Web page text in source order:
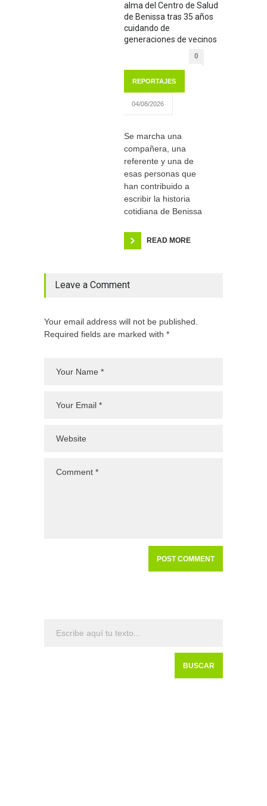
alma del Centro de Salud
de Benissa tras 35 años
cuidando de
generaciones de vecinos
0
REPORTAJES
04/08/2026
Se marcha una
compañera, una
referente y una de
esas personas que
han contribuido a
escribir la historia
cotidiana de Benissa
READ MORE
Leave a Comment
Your email address will not be published.
Required fields are marked with *